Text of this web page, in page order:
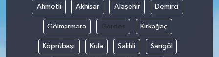
Ahmetli Akhisar Alaşehir Demirci
Gölmarmara Gördes Kırkağaç
Köprübaşı Kula Salihli Sarıgöl